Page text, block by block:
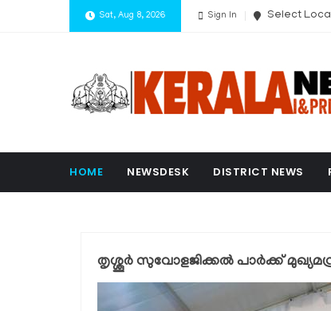
Sat, Aug 8, 2026 Sign In Select
HOME NEWSDESK DISTRICT NEWS
തൃശ്ശൂര്‍ സുവോളജിക്കല്‍ പാര്‍ക്ക്